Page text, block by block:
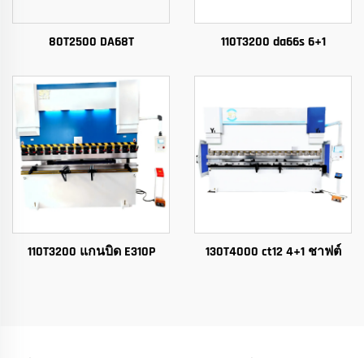
80T2500 DA68T 110T3200 da66s 6+1
110T3200 แกนบิด E310P 130T4000 ct12 4+1 ชาฟต์